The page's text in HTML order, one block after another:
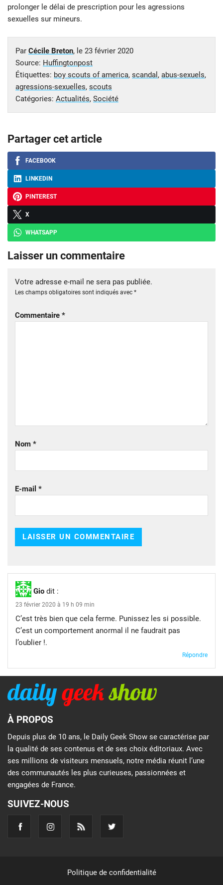
prolonger le délai de prescription pour les agressions
sexuelles sur mineurs.
Par Cécile Breton, le 23 février 2020
Source: Huffingtonpost
Étiquettes: boy scouts of america, scandal , abus-sexuels,
agressions-sexuelles, scouts
Catégories: Actualités, Société
Partager cet article
FACEBOOK
LINKEDIN
PINTEREST
X
WHATSAPP
Laisser un commentaire
Votre adresse e-mail ne sera pas publiée.
Les champs obligatoires sont indiqués avec *
Commentaire *
Nom *
E-mail *
Gio dit :
23 février 2020 à 19 h 09 min
C’est très bien que cela ferme. Punissez les si possible.
C’est un comportement anormal il ne faudrait pas
l’oublier !.
Répondre
À PROPOS
Depuis plus de 10 ans, le Daily Geek Show se caractérise par
la qualité de ses contenus et de ses choix éditoriaux. Avec
ses millions de visiteurs mensuels, notre média réunit l’une
des communautés les plus curieuses, passionnées et
engagées de France.
SUIVEZ-NOUS
Politique de confidentialité